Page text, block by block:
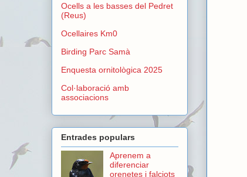
Ocells a les basses del Pedret
(Reus)
Ocellaires Km0
Birding Parc Samà
Enquesta ornitològica 2025
Col·laboració amb
associacions
Entrades populars
Aprenem a
diferenciar
orenetes i falciots